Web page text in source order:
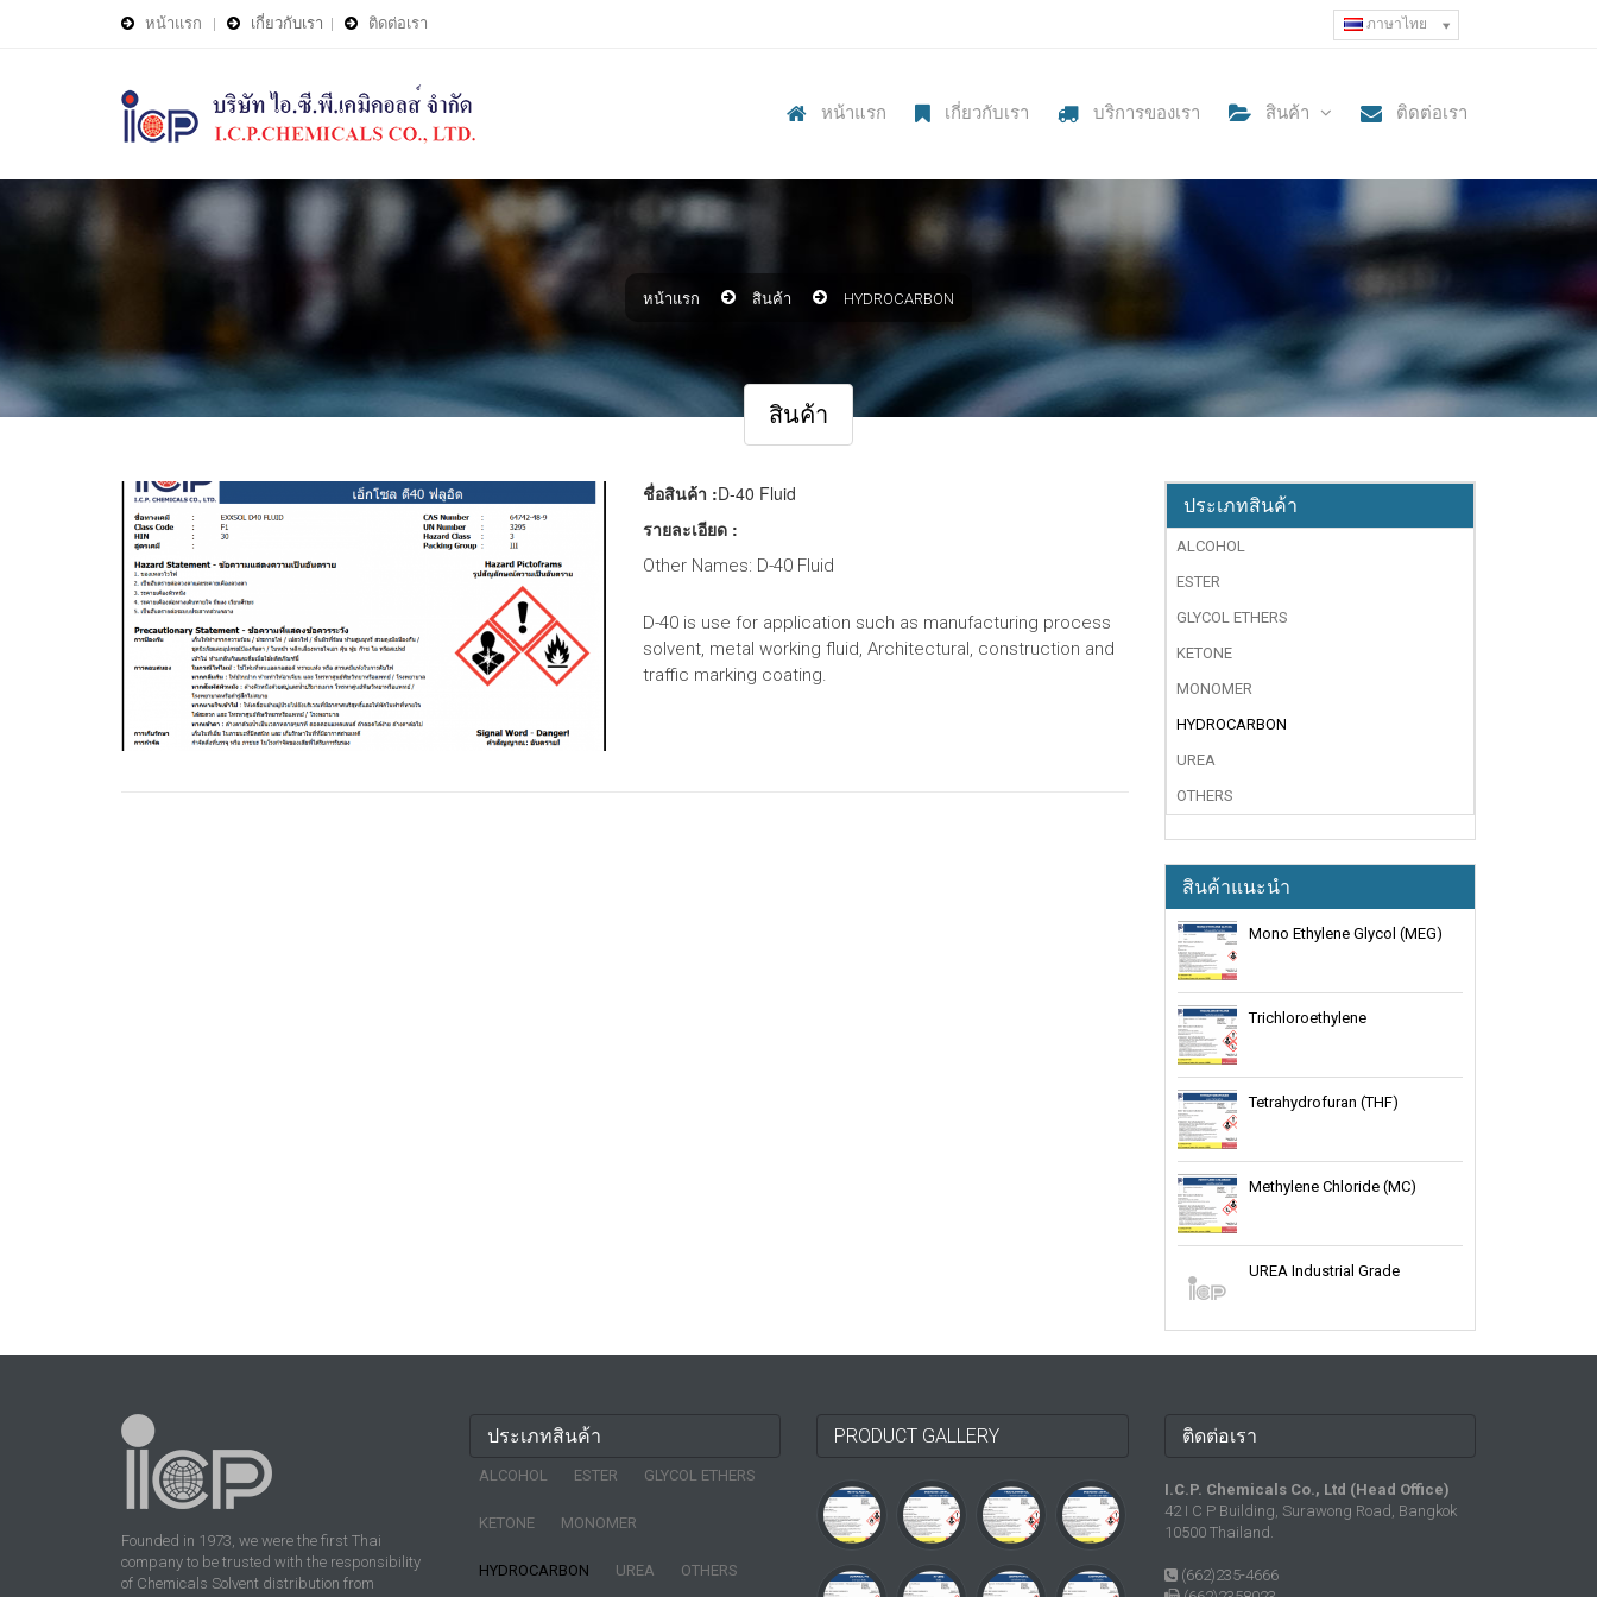
หน้าแรก | เกี่ยวกับเรา | ติดต่อเรา ภาษาไทย
หน้าแรก เกี่ยวกับเรา บริการของเรา สินค้า ติดต่อเรา
หน้าแรก สินค้า HYDROCARBON
สินค้า
ชื่อสินค้า :D-40 Fluid
รายละเอียด :
Other Names: D-40 Fluid
D-40 is use for application such as manufacturing process
solvent, metal working fluid, Architectural, construction and
traffic marking coating.
ประเภทสินค้า
ALCOHOL
ESTER
GLYCOL ETHERS
KETONE
MONOMER
HYDROCARBON
UREA
OTHERS
สินค้าแนะนำ
Mono Ethylene Glycol (MEG)
Trichloroethylene
Tetrahydrofuran (THF)
Methylene Chloride (MC)
UREA Industrial Grade
Founded in 1973, we were the first Thai
company to be trusted with the responsibility
of Chemicals Solvent distribution from
ประเภทสินค้า
ALCOHOL ESTER GLYCOL ETHERS
KETONE MONOMER
HYDROCARBON UREA OTHERS
PRODUCT GALLERY ติดต่อเรา
I.C.P. Chemicals Co., Ltd (Head Office)
42 I C P Building, Surawong Road, Bangkok
10500 Thailand.
(662)235-4666